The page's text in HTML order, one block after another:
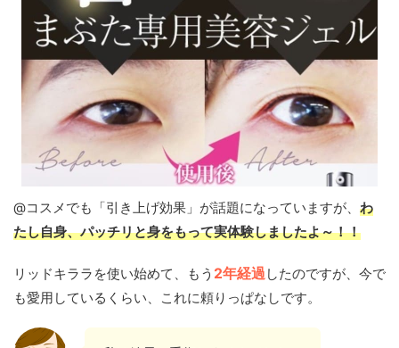
@コスメでも「引き上げ効果」が話題になっていますが、 わ
たし自身、パッチリと身をもって実体験しましたよ～！！
リッドキララを使い始めて、もう 2年経過したのですが、今で
も愛用しているくらい、これに頼りっぱなしです。